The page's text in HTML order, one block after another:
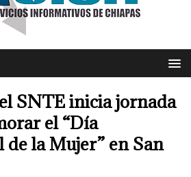
SNTE inicia jornada
el “Día
la Mujer” en San